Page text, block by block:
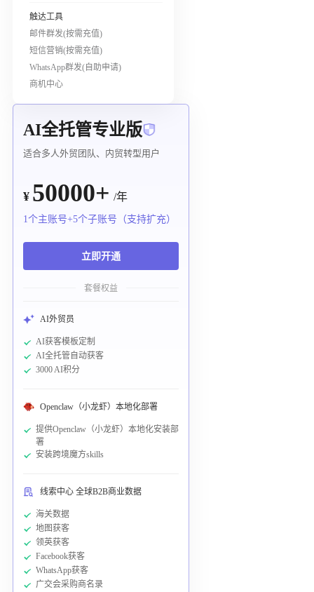
触达工具
邮件群发(按需充值)
短信营销(按需充值)
WhatsApp群发(自助申请)
商机中心
AI全托管专业版
适合多人外贸团队、内贸转型用户
¥ 50000+ /年
1个主账号+5个子账号（支持扩充）
立即开通
套餐权益
AI外贸员
AI获客模板定制
AI全托管自动获客
3000 AI积分
Openclaw（小龙虾）本地化部署
提供Openclaw（小龙虾）本地化安装部
署
安装跨境魔方skills
线索中心 全球B2B商业数据
海关数据
地图获客
领英获客
Facebook获客
WhatsApp获客
广交会采购商名录